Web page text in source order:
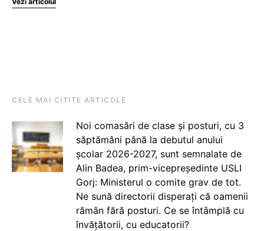
CELE MAI CITITE ARTICOLE
Noi comasări de clase și posturi, cu 3
săptămâni până la debutul anului
școlar 2026-2027, sunt semnalate de
Alin Badea, prim-vicepreședinte USLI
Gorj: Ministerul o comite grav de tot.
Ne sună directorii disperați că oamenii
rămân fără posturi. Ce se întâmplă cu
învățătorii, cu educatorii?